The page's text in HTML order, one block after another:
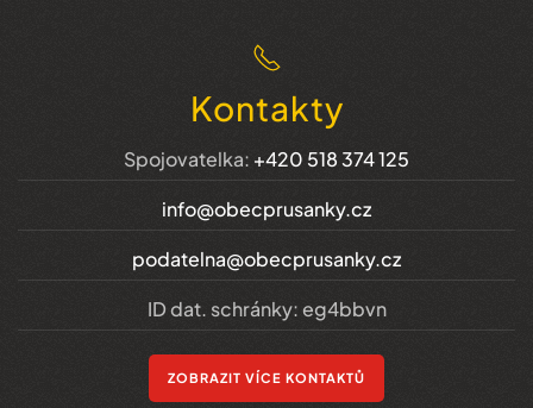
Kontakty
Spojovatelka: +420 518 374 125
info@obecprusanky.cz
podatelna@obecprusanky.cz
ID dat. schránky: eg4bbvn
ZOBRAZIT VÍCE KONTAKTŮ